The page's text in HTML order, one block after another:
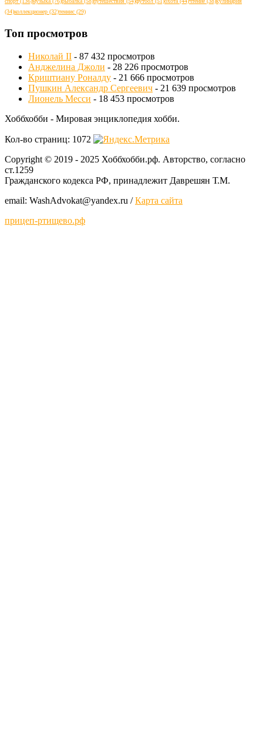
(34)коллекционер (32)теннис (29)
Топ просмотров
Николай II - 87 432 просмотров
Анджелина Джоли - 28 226 просмотров
Криштиану Роналду - 21 666 просмотров
Пушкин Александр Сергеевич - 21 639 просмотров
Лионель Месси - 18 453 просмотров
Хоббхобби - Мировая энциклопедия хобби.
Кол-во страниц: 1072
Copyright © 2019 - 2025 Хоббхобби.рф. Авторство, согласно
ст.1259
Гражданского кодекса РФ, принадлежит Даврешян Т.М.
email: WashAdvokat@yаndex.ru /Карта сайта
прицеп-ртищево.рф